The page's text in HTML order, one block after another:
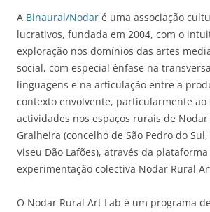
A Binaural/Nodar é uma associação
lucrativos, fundada em 2004, com o
exploração nos domínios das artes
social, com especial ênfase na
linguagens e na articulação entre a
contexto envolvente, particularmente ao
actividades nos espaços rurais de
Gralheira (concelho de São Pedro do
Viseu Dão Lafões), através da plataforma
experimentação colectiva Nodar Rural
O Nodar Rural Art Lab é um programa